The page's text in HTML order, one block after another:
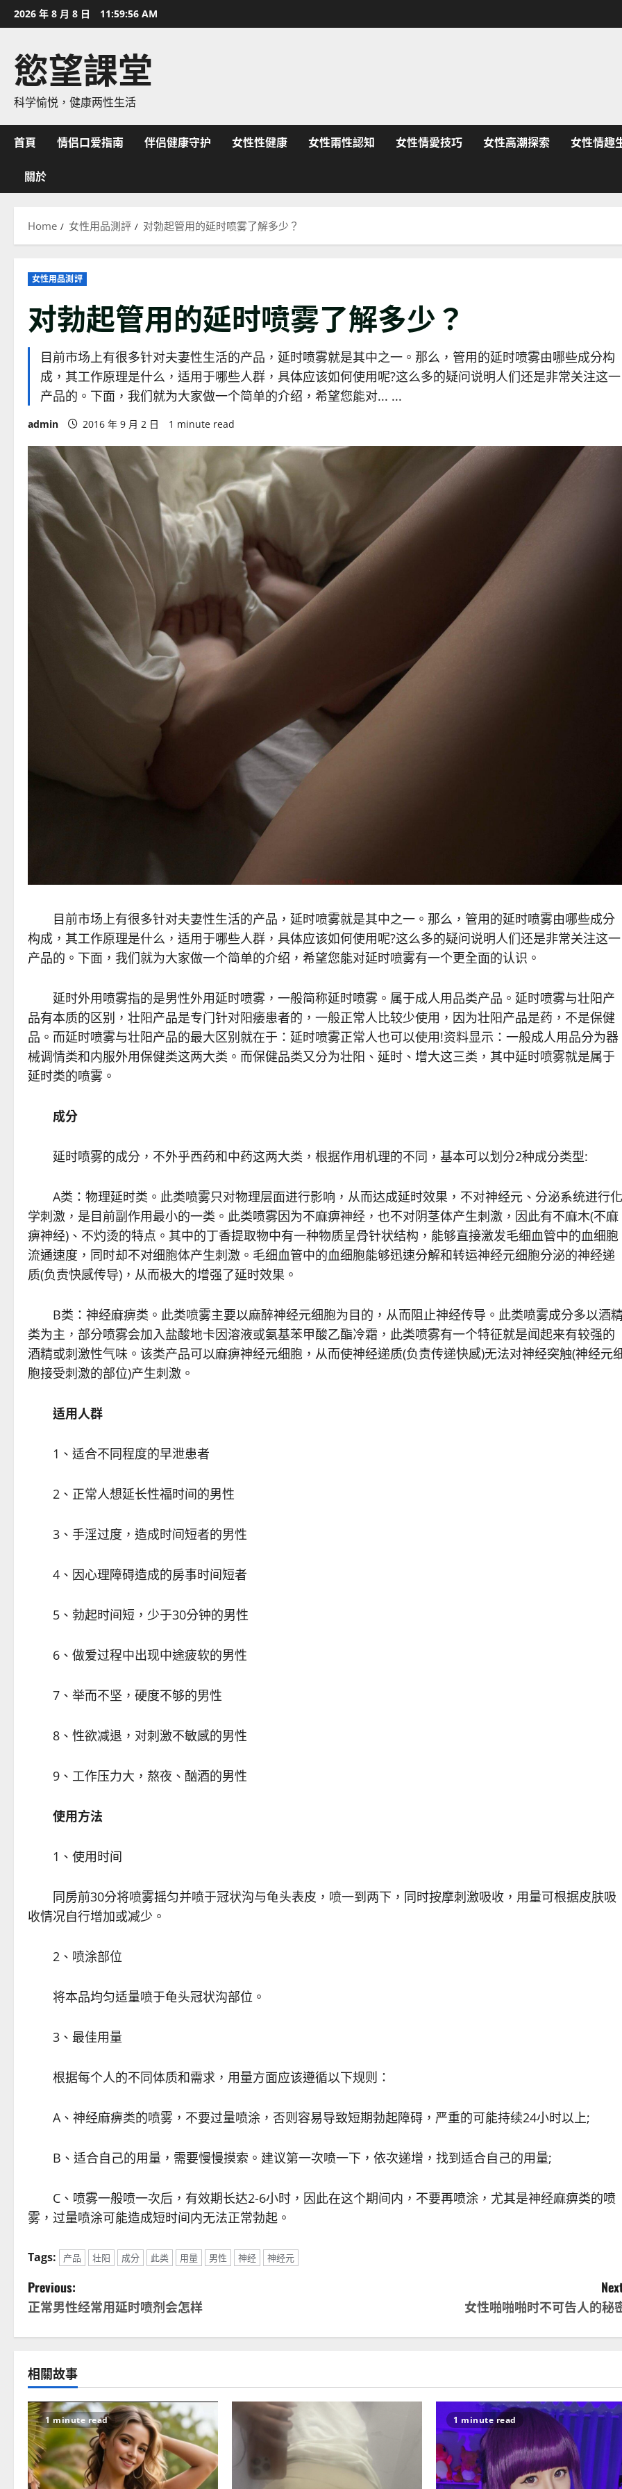
Skip
to
2026 年 8 月 8 日 11:59:58 AM
慾望課堂
科学愉悦，健康两性生活
首頁 情侣口爱指南 伴侣健康守护 女性性健康 女性兩性認知 女性情愛技巧 女性高潮探索 女性情趣
關於
Home 女性用品測評 对勃起管用的延时喷雾了解多少？
女性用品測評
对勃起管用的延时喷雾了解多少？
目前市场上有很多针对夫妻性生活的产品，延时喷雾就是其中之一。那么，管用的延时喷雾由哪些成分构
成，其工作原理是什么，适用于哪些人群，具体应该如何使用呢?这么多的疑问说明人们还是非常关注这一
产品的。下面，我们就为大家做一个简单的介绍，希望您能对... ...
admin 2016 年 9 月 2 日 1 minute read
目前市场上有很多针对夫妻性生活的产品，延时喷雾就是其中之一。那么，管用的延时喷雾由哪些成分
构成，其工作原理是什么，适用于哪些人群，具体应该如何使用呢?这么多的疑问说明人们还是非常关注这一
产品的。下面，我们就为大家做一个简单的介绍，希望您能对延时喷雾有一个更全面的认识。
延时外用喷雾指的是男性外用延时喷雾，一般简称延时喷雾。属于成人用品类产品。延时喷雾与壮阳产
品有本质的区别，壮阳产品是专门针对阳痿患者的，一般正常人比较少使用，因为壮阳产品是药，不是保健
品。而延时喷雾与壮阳产品的最大区别就在于：延时喷雾正常人也可以使用!资料显示：一般成人用品分为器
械调情类和内服外用保健类这两大类。而保健品类又分为壮阳、延时、增大这三类，其中延时喷雾就是属于
延时类的喷雾。
成分
延时喷雾的成分，不外乎西药和中药这两大类，根据作用机理的不同，基本可以划分2种成分类型:
A类：物理延时类。此类喷雾只对物理层面进行影响，从而达成延时效果，不对神经元、分泌系统进行化
学刺激，是目前副作用最小的一类。此类喷雾因为不麻痹神经，也不对阴茎体产生刺激，因此有不麻木(不麻
痹神经)、不灼烫的特点。其中的丁香提取物中有一种物质呈骨针状结构，能够直接激发毛细血管中的血细胞
流通速度，同时却不对细胞体产生刺激。毛细血管中的血细胞能够迅速分解和转运神经元细胞分泌的神经递
质(负责快感传导)，从而极大的增强了延时效果。
B类：神经麻痹类。此类喷雾主要以麻醉神经元细胞为目的，从而阻止神经传导。此类喷雾成分多以酒
类为主，部分喷雾会加入盐酸地卡因溶液或氨基苯甲酸乙酯冷霜，此类喷雾有一个特征就是闻起来有较强的
酒精或刺激性气味。该类产品可以麻痹神经元细胞，从而使神经递质(负责传递快感)无法对神经突触(神经元
胞接受刺激的部位)产生刺激。
适用人群
1、适合不同程度的早泄患者
2、正常人想延长性福时间的男性
3、手淫过度，造成时间短者的男性
4、因心理障碍造成的房事时间短者
5、勃起时间短，少于30分钟的男性
6、做爱过程中出现中途疲软的男性
7、举而不坚，硬度不够的男性
8、性欲减退，对刺激不敏感的男性
9、工作压力大，熬夜、酗酒的男性
使用方法
1、使用时间
同房前30分将喷雾摇匀并喷于冠状沟与龟头表皮，喷一到两下，同时按摩刺激吸收，用量可根据皮肤吸
收情况自行增加或减少。
2、喷涂部位
将本品均匀适量喷于龟头冠状沟部位。
3、最佳用量
根据每个人的不同体质和需求，用量方面应该遵循以下规则：
A、神经麻痹类的喷雾，不要过量喷涂，否则容易导致短期勃起障碍，严重的可能持续24小时以上;
B、适合自己的用量，需要慢慢摸索。建议第一次喷一下，依次递增，找到适合自己的用量;
C、喷雾一般喷一次后，有效期长达2-6小时，因此在这个期间内，不要再喷涂， 尤其是神经麻痹类的喷
雾，过量喷涂可能造成短时间内无法正常勃起。
Tags: 产品 壮阳 成分 此类 用量 男性 神经 神经元
P
o
s
t
n
a
v
Previous:
正常男性经常用延时喷剂会怎样
女性啪啪啪时不可告人的秘
相關故事
1 minute read 1 minute read